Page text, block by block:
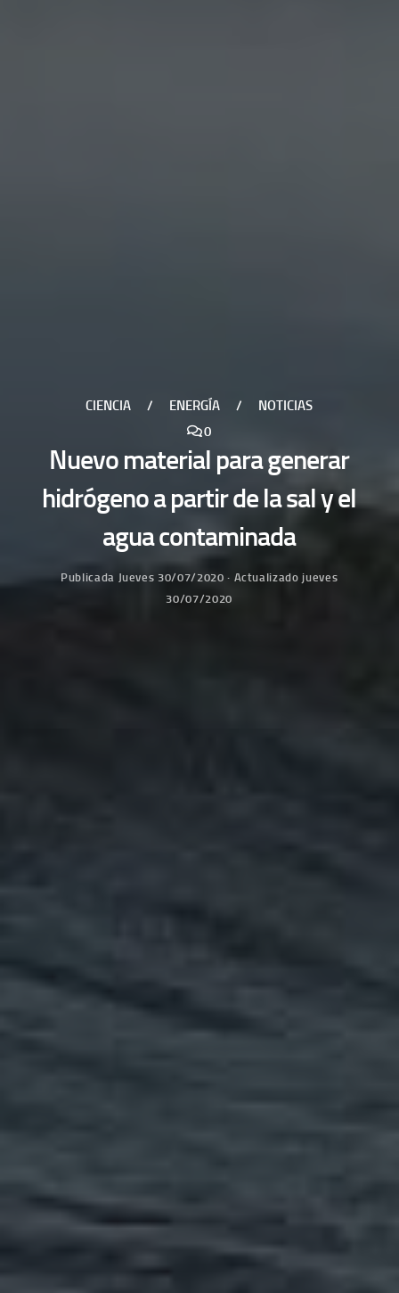
CIENCIA / ENERGÍA /
NOTICIAS
0
Nuevo material para generar
hidrógeno a partir de la sal y el
agua contaminada
Publicada Jueves 30/07/2020 · Actualizado jueves
30/07/2020